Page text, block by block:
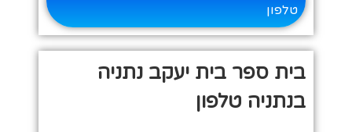
טלפון
בית ספר בית יעקב נתניה
בנתניה טלפון